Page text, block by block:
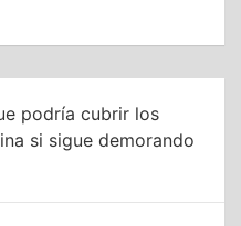
podría cubrir los
si sigue demorando